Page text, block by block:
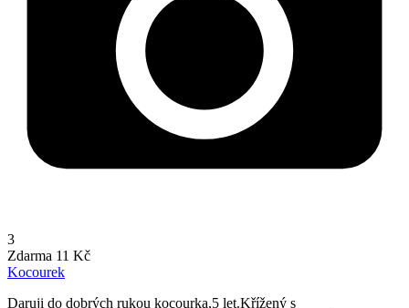
3
Zdarma 11 Kč
Kocourek
Daruji do dobrých rukou kocourka,5 let.Křížený s